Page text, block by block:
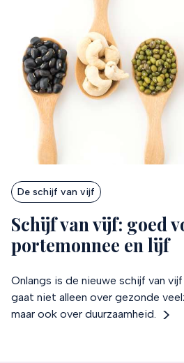
De schijf van vijf
Schijf van vijf: goed
portemonnee en lijf
Onlangs is de nieuwe schijf van
gaat niet alleen over gezonde
maar ook over duurzaamheid.